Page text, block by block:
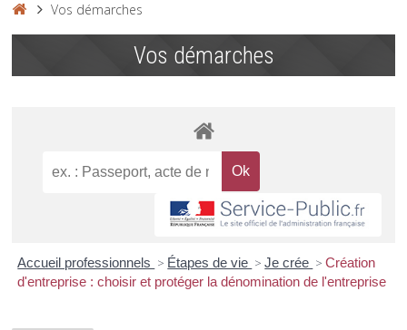
Vos démarches
Vos démarches
Accueil professionnels > Étapes de vie > Je crée > Création
d'entreprise : choisir et protéger la dénomination de l'entreprise